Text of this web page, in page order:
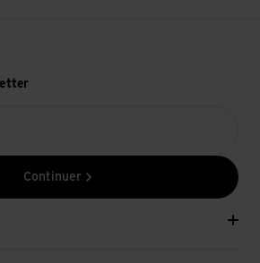
Continuer